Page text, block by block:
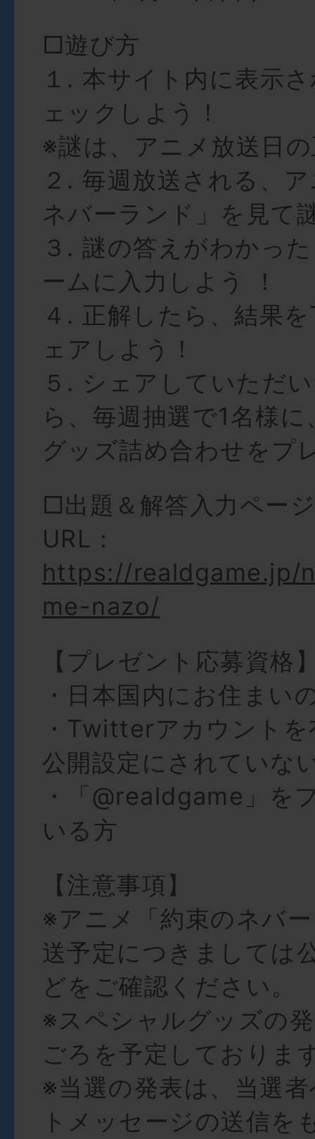
□遊び方
１. 本サイト内に表示
ェックしよう！
※謎は、アニメ放送日
２. 毎週放送される、
ネバーランド」を見て
３. 謎の答えがわかっ
ームに入力しよう ！
４. 正解したら、結果
ェアしよう！
５. シェアしていただ
ら、毎週抽選で1名様
グッズ詰め合わせをプ
□出題＆解答入力ページ
URL：
https://realdgame.jp/
me-nazo/
【プレゼント応募資格
・日本国内にお住まい
・Twitterアカウント
公開設定にされていな
・「@realdgame」を
いる方
【注意事項】
※アニメ「約束のネバ
送予定につきましては
どをご確認ください。
※スペシャルグッズの
ごろを予定しておりま
※当選の発表は、当選
トメッセージの送信を